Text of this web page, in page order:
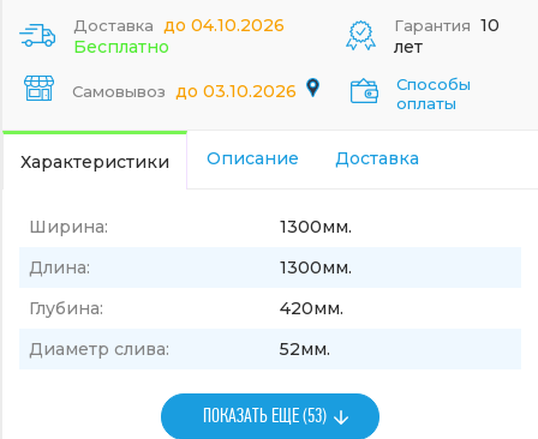
Доставка до 04.10.2026
Бесплатно
Самовывоз до 03.10.2026
Гарантия 10
лет
Способы
оплаты
Характеристики Описание Доставка
Ширина:
1300мм.
Длина:
1300мм.
Глубина:
420мм.
Диаметр слива:
52мм.
ПОКАЗАТЬ ЕЩЕ (53)